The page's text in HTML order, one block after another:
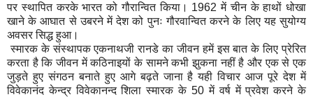
पर स्थापित करके भारत को गौरान्वित किया। 1962 में चीन के हाथों धोखा
खाने के आघात से उबरने में देश को पुनः गौरवान्वित करने के लिए यह सुयोग्य
अवसर सिद्ध हुआ।
स्मारक के संस्थापक एकनाथजी रानडे का जीवन हमें इस बात के लिए प्रेरित
करता है कि जीवन में कठिनाइयों के सामने कभी झुकना नहीं है और एक से एक
जुड़ते हुए संगठन बनाते हुए आगे बढ़ते जाना है यही विचार आज पूरे देश में
विवेकानंद केन्द्र विवेकानन्द शिला स्मारक के 50 में वर्ष में प्रवेश करने के